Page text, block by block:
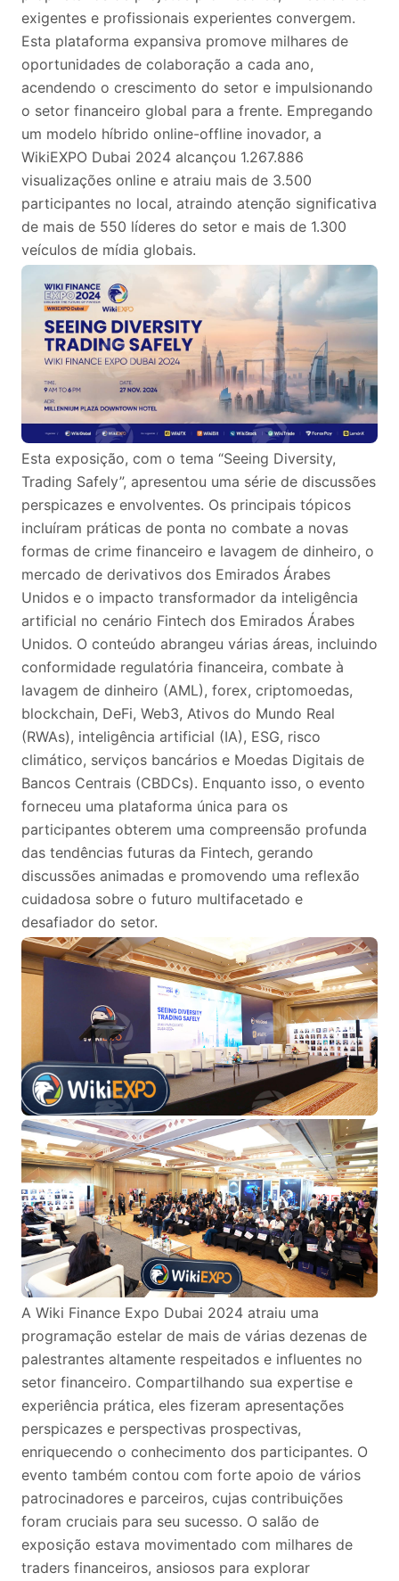
exigentes e profissionais experientes convergem.
Esta plataforma expansiva promove milhares de
oportunidades de colaboração a cada ano,
acendendo o crescimento do setor e impulsionando
o setor financeiro global para a frente. Empregando
um modelo híbrido online-offline inovador, a
WikiEXPO Dubai 2024 alcançou 1.267.886
visualizações online e atraiu mais de 3.500
participantes no local, atraindo atenção significativa
de mais de 550 líderes do setor e mais de 1.300
veículos de mídia globais.
Esta exposição, com o tema “Seeing Diversity,
Trading Safely”, apresentou uma série de discussões
perspicazes e envolventes. Os principais tópicos
incluíram práticas de ponta no combate a novas
formas de crime financeiro e lavagem de dinheiro, o
mercado de derivativos dos Emirados Árabes
Unidos e o impacto transformador da inteligência
artificial no cenário Fintech dos Emirados Árabes
Unidos. O conteúdo abrangeu várias áreas, incluindo
conformidade regulatória financeira, combate à
lavagem de dinheiro (AML), forex, criptomoedas,
blockchain, DeFi, Web3, Ativos do Mundo Real
(RWAs), inteligência artificial (IA), ESG, risco
climático, serviços bancários e Moedas Digitais de
Bancos Centrais (CBDCs). Enquanto isso, o evento
forneceu uma plataforma única para os
participantes obterem uma compreensão profunda
das tendências futuras da Fintech, gerando
discussões animadas e promovendo uma reflexão
cuidadosa sobre o futuro multifacetado e
desafiador do setor.
A Wiki Finance Expo Dubai 2024 atraiu uma
programação estelar de mais de várias dezenas de
palestrantes altamente respeitados e influentes no
setor financeiro. Compartilhando sua expertise e
experiência prática, eles fizeram apresentações
perspicazes e perspectivas prospectivas,
enriquecendo o conhecimento dos participantes. O
evento também contou com forte apoio de vários
patrocinadores e parceiros, cujas contribuições
foram cruciais para seu sucesso. O salão de
exposição estava movimentado com milhares de
traders financeiros, ansiosos para explorar